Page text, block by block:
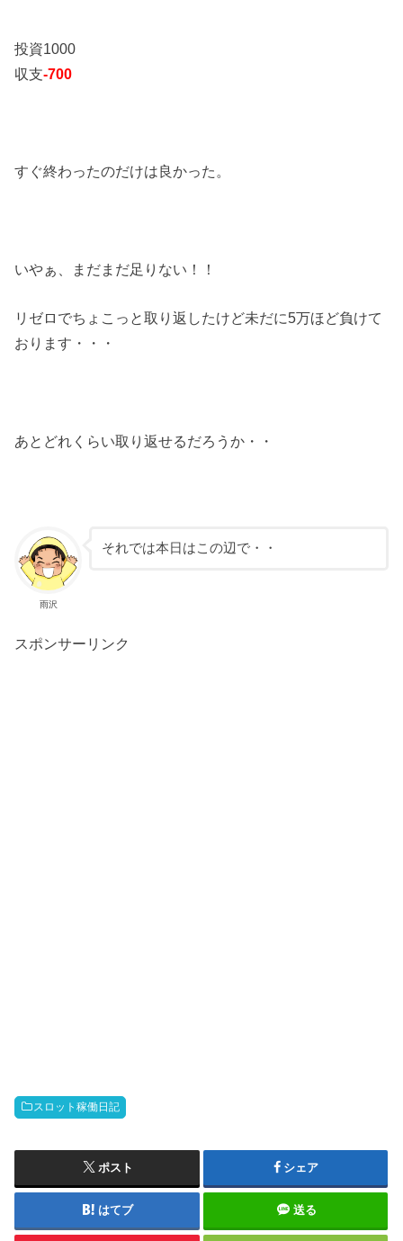
投資1000
収支-700
すぐ終わったのだけは良かった。
いやぁ、まだまだ足りない！！
リゼロでちょこっと取り返したけど未だに5万ほど負けて
おります・・・
あとどれくらい取り返せるだろうか・・
雨沢
それでは本日はこの辺で・・
スポンサーリンク
スロット稼働日記
ポスト シェア
はてブ 送る